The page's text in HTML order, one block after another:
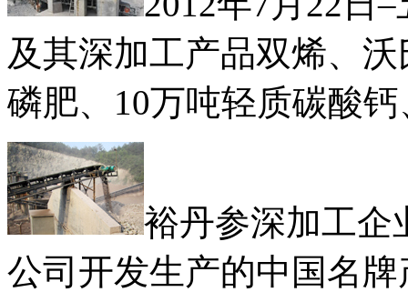
及其深加工产品双烯、
磷肥、10万吨轻质碳酸
裕丹参深加工企
公司开发生产的中国名